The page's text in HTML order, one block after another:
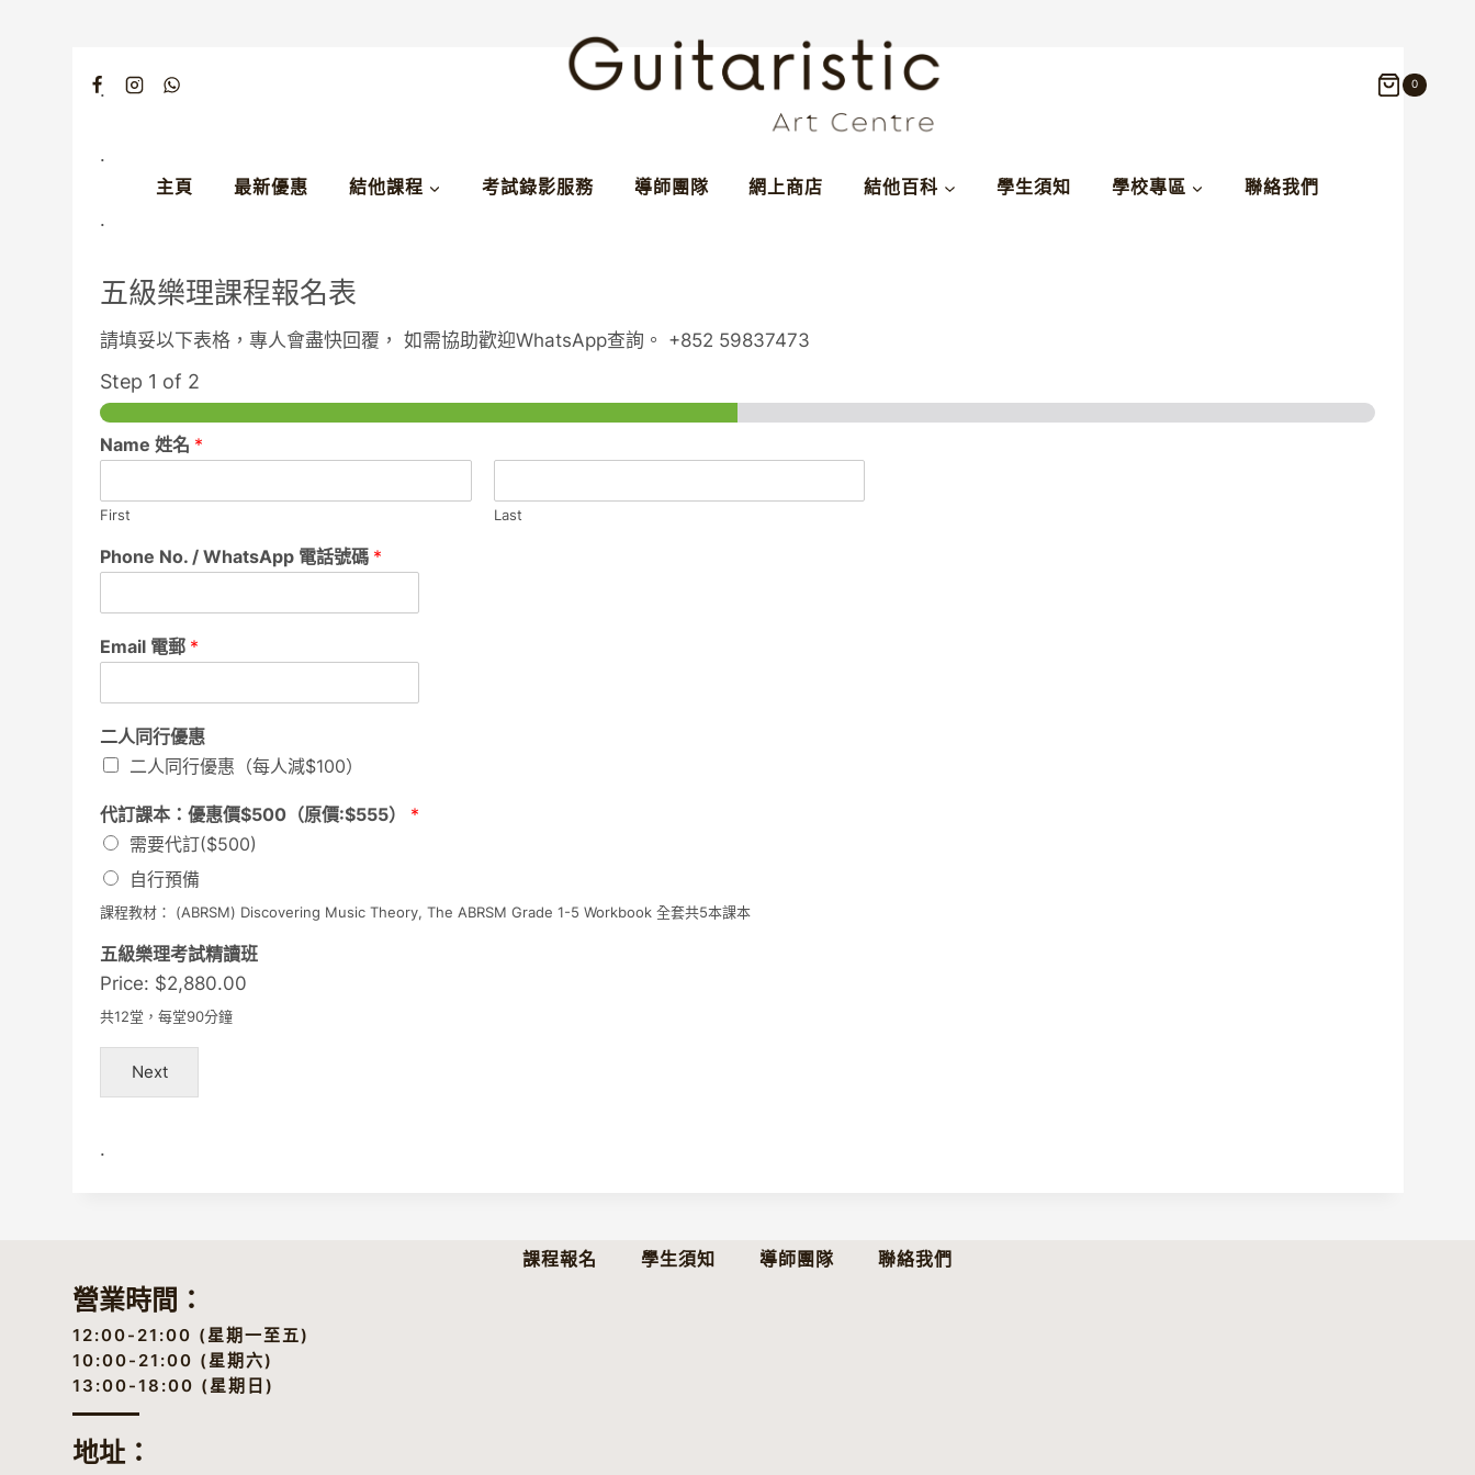
0
主頁 最新優惠 結他課程 考試錄影服務 導師團隊 網上商店 結他百科 學生須知 學校專區 聯絡我們
.
.
.
五級樂理課程報名表
請填妥以下表格，專人會盡快回覆， 如需協助歡迎WhatsApp查詢。 +852 59837473
Step 1 of 2
Name 姓名 *
First Last
Phone No. / WhatsApp 電話號碼 *
Email 電郵 *
二人同行優惠
二人同行優惠（每人減$100）
代訂課本：優惠價$500（原價:$555） *
需要代訂($500)
自行預備
課程教材： (ABRSM) Discovering Music Theory, The ABRSM Grade 1-5 Workbook 全套共5本課本
五級樂理考試精讀班
Price: $2,880.00
共12堂，每堂90分鐘
Next
.
課程報名 學生須知 導師團隊 聯絡我們
營業時間：
12:00-21:00 (星期一至五)
10:00-21:00 (星期六)
13:00-18:00 (星期日)
地址：